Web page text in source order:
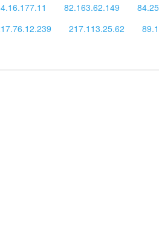
82.163.62.149
217.113.25.62